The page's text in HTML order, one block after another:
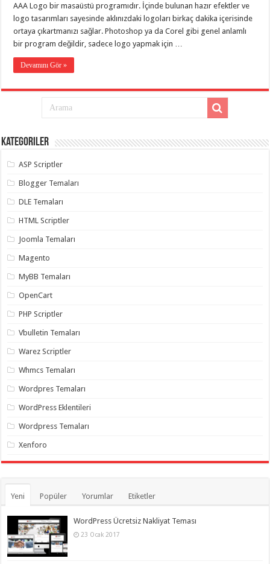
gaziantep
evden
taşımacılık
gaziantep
taşımacılık,
evden
taşımacılık,
gaziantep
taşıma,
evden
taşımacılık,
gaziantep
organizasyon
gaziantep
organizasyon,
gaziantep
organizasyon
gaziantep
gaziantep
gaziantep
gaziantep
twitter
hilesi ,
takipçi
instagram
hilesi ,
AAA Logo bir masaüstü programıdır. İçinde bulunan hazır efektler ve
logo tasarımları sayesinde aklınızdaki logoları birkaç dakika içerisinde
ortaya çıkartmanızı sağlar. Photoshop ya da Corel gibi genel anlamlı
bir program değildir, sadece logo yapmak için …
Devamını Gör »
Kategoriler
ASP Scriptler
Blogger Temaları
DLE Temaları
HTML Scriptler
Joomla Temaları
Magento
MyBB Temaları
OpenCart
PHP Scriptler
Vbulletin Temaları
Warez Scriptler
Whmcs Temaları
Wordpres Temaları
WordPress Eklentileri
Wordpress Temaları
Xenforo
Yeni Popüler Yorumlar Etiketler
WordPress Ücretsiz Nakliyat Teması
23 Ocak 2017